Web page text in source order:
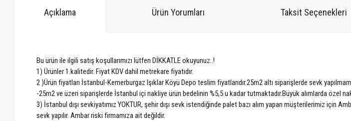
Açıklama Ürün Yorumları Taksit Seçenekleri
Bu ürün ile ilgili satış koşullarımızı lütfen DİKKATLE okuyunuz..!
1) Ürünler 1.kalitedir. Fiyat KDV dahil metrekare fiyatıdır.
2 )Ürün fiyatları İstanbul-Kemerburgaz Işıklar Köyü Depo teslim fiyatlarıdır.25m2 altı siparişlerde sevk
-25m2 ve üzeri siparişlerde İstanbul içi nakliye ürün bedelinin %5,5 u kadar tutmaktadır.Büyük alımlarda özel
3) İstanbul dışı sevkiyatımız YOKTUR, şehir dışı sevk istendiğinde palet bazı alım yapan müşterilerimiz için
sevk yapılır. Ambar riski firmamıza ait değildir.